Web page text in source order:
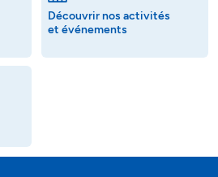
Découvrir nos activités
et événements